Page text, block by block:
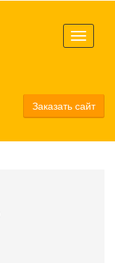
Заказать сайт